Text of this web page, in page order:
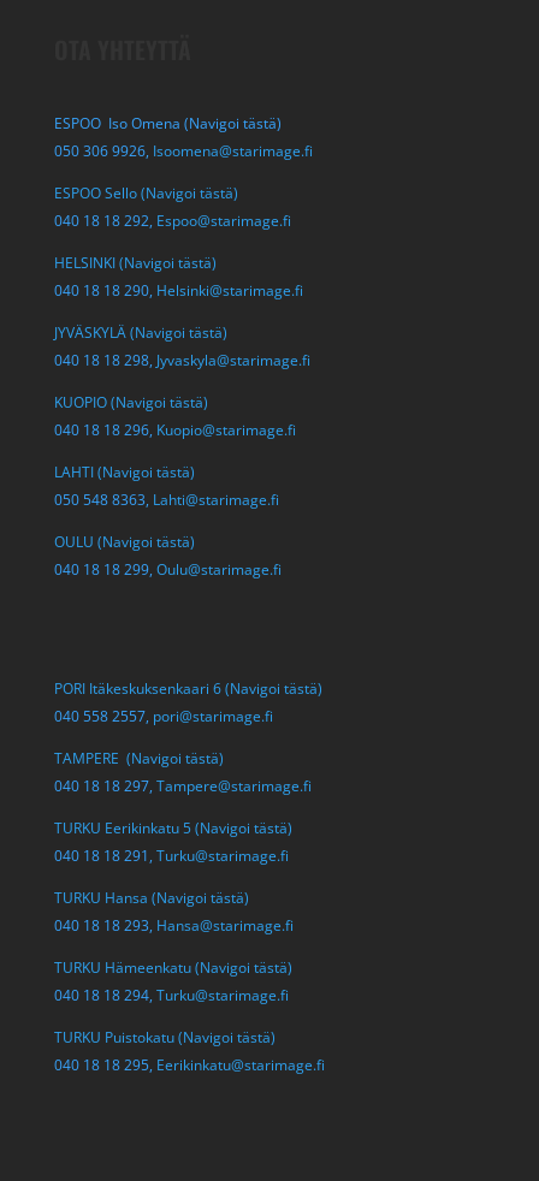
ESPOO Iso Omena (Navigoi tästä)
050 306 9926, Isoomena@starimage.fi
ESPOO Sello (Navigoi tästä)
040 18 18 292, Espoo@starimage.fi
HELSINKI (Navigoi tästä)
040 18 18 290, Helsinki@starimage.fi
JYVÄSKYLÄ (Navigoi tästä)
040 18 18 298, Jyvaskyla@starimage.fi
KUOPIO (Navigoi tästä)
040 18 18 296, Kuopio@starimage.fi
LAHTI (Navigoi tästä)
050 548 8363, Lahti@starimage.fi
OULU (Navigoi tästä)
040 18 18 299, Oulu@starimage.fi
PORI Itäkeskuksenkaari 6 (Navigoi tästä)
040 558 2557, pori@starimage.fi
TAMPERE (Navigoi tästä)
040 18 18 297, Tampere@starimage.fi
TURKU Eerikinkatu 5 (Navigoi tästä)
040 18 18 291, Turku@starimage.fi
TURKU Hansa (Navigoi tästä)
040 18 18 293, Hansa@starimage.fi
TURKU Hämeenkatu (Navigoi tästä)
040 18 18 294, Turku@starimage.fi
TURKU Puistokatu (Navigoi tästä)
040 18 18 295, Eerikinkatu@starimage.fi